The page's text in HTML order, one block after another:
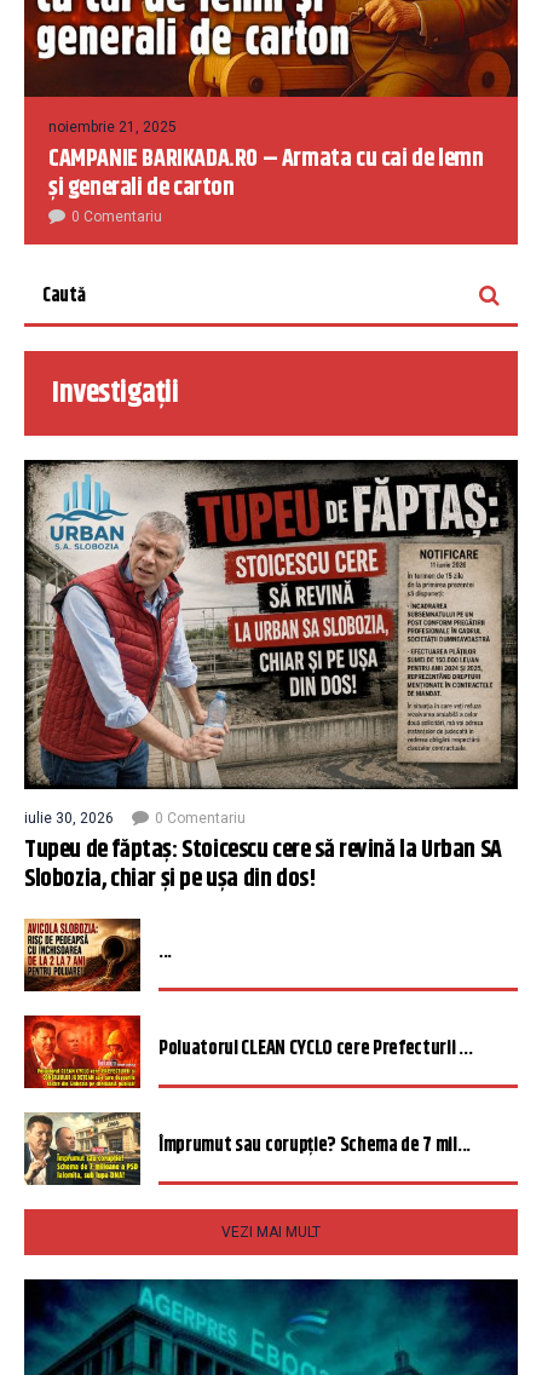
noiembrie 21, 2025
CAMPANIE BARIKADA.RO – Armata cu cai de lemn
și generali de carton
0 Comentariu
Investigații
iulie 30, 2026 0 Comentariu
Tupeu de făptaș: Stoicescu cere să revină la Urban SA
Slobozia, chiar și pe ușa din dos!
...
Poluatorul CLEAN CYCLO cere Prefecturii ...
Împrumut sau corupție? Schema de 7 mil...
VEZI MAI MULT